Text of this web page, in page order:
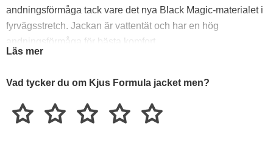
andningsförmåga tack vare det nya Black Magic-materialet i
fyrvägsstretch. Jackan är vattentät och har en hög
andningsförmåga för bästa komfort.
*60g KJUS Fast Thermo-isolering
*Dermizax EV-membran från Toray: 20’000 mm vattenpelare,
24’200 g/m2/24h andning
Läs mer
Vad tycker du om Kjus Formula jacket men?